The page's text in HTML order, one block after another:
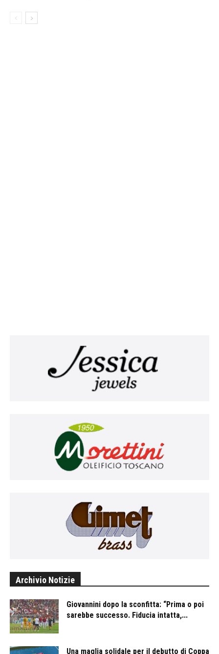
Archivio Notizie
Giovannini dopo la sconfitta: “Prima o poi
sarebbe successo. Fiducia intatta,...
Una maglia solidale per il debutto di Coppa